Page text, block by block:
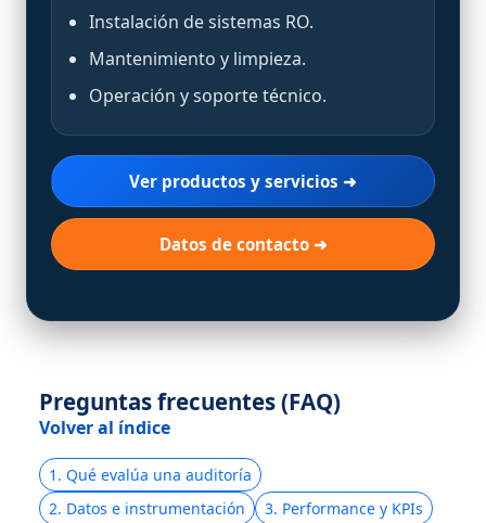
Instalación de sistemas RO.
Mantenimiento y limpieza.
Operación y soporte técnico.
Ver productos y servicios ➜
Datos de contacto ➜
Preguntas frecuentes (FAQ)
Volver al índice
1. Qué evalúa una auditoría
2. Datos e instrumentación
3. Performance y KPIs